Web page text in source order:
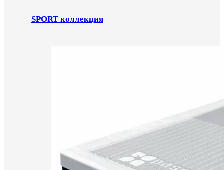
SPORT коллекция